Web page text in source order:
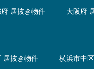
居抜き物件 大阪府
居抜き物件 横浜市中